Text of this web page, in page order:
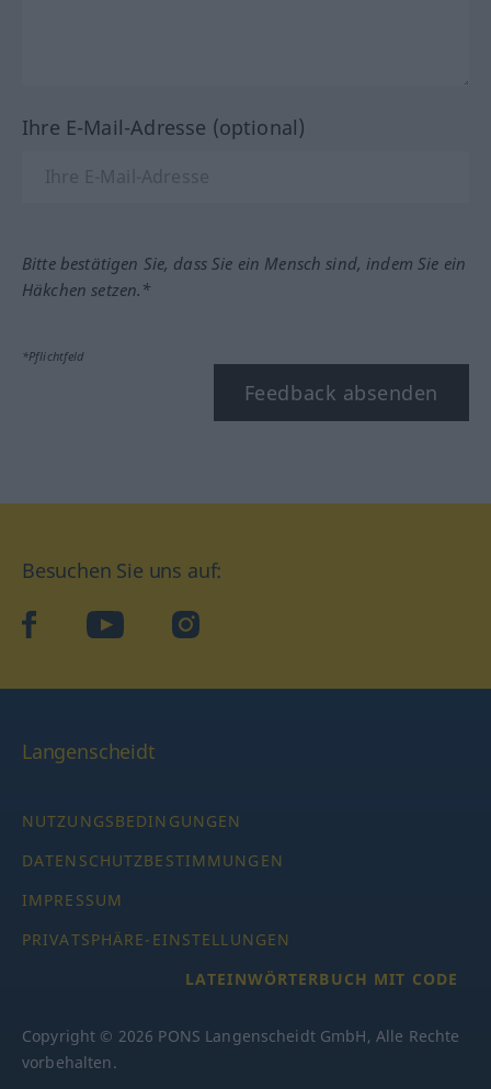
Ihre E-Mail-Adresse (optional)
Bitte bestätigen Sie, dass Sie ein Mensch sind, indem Sie ein
Häkchen setzen.*
*Pflichtfeld
Feedback absenden
Besuchen Sie uns auf:
facebookYouTube Instagram
Langenscheidt
NUTZUNGSBEDINGUNGEN
DATENSCHUTZBESTIMMUNGEN
IMPRESSUM
PRIVATSPHÄRE-EINSTELLUNGEN
LATEINWÖRTERBUCH MIT CODE
Copyright © 2026 PONS Langenscheidt GmbH, Alle Rechte
vorbehalten.